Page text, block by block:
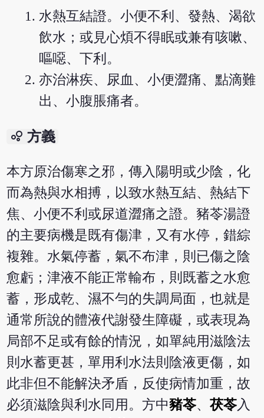
水熱互結證。小便不利、發熱、渴欲
飲水；或見心煩不得眠或兼有咳嗽、
嘔噁、下利。
亦治淋疾、尿血、小便澀痛、點滴難
出、小腹脹痛者。
bubble_chart 方義
本方原治傷寒之邪，傳入陽明或少陰，化
而為熱與水相搏，以致水熱互結、熱結下
焦、小便不利或尿道澀痛之證。豬苓湯證
的主要病機是既有傷津，又有水停，錯綜
複雜。水氣停蓄，氣不布津，則已傷之陰
愈虧；津液不能正常輸布，則既蓄之水愈
蓄，形成乾、濕不勻的失調局面，也就是
通常所說的體液代謝發生障礙，或表現為
局部不足或有餘的情況，如單純用滋陰法
則水蓄更甚，單用利水法則陰液更傷，如
此非但不能解決矛盾，反使病情加重，故
必須滋陰與利水同用。方中豬苓、茯苓入